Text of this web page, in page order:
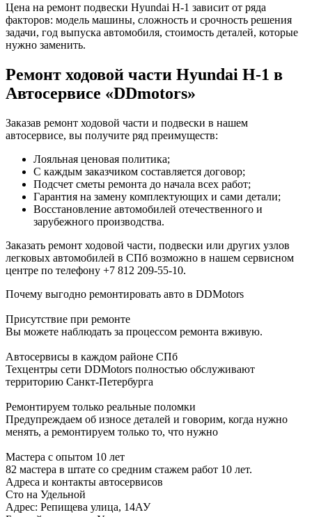
Цена на ремонт подвески Hyundai H-1 зависит от ряда
факторов: модель машины, сложность и срочность решения
задачи, год выпуска автомобиля, стоимость деталей, которые
нужно заменить.
Ремонт ходовой части Hyundai H-1 в
Автосервисе «DDmotors»
Заказав ремонт ходовой части и подвески в нашем
автосервисе, вы получите ряд преимуществ:
Лояльная ценовая политика;
С каждым заказчиком составляется договор;
Подсчет сметы ремонта до начала всех работ;
Гарантия на замену комплектующих и сами детали;
Восстановление автомобилей отечественного и
зарубежного производства.
Заказать ремонт ходовой части, подвески или других узлов
легковых автомобилей в СПб возможно в нашем сервисном
центре по телефону +7 812 209-55-10.
Почему выгодно ремонтировать авто в DDMotors
Присутствие при ремонте
Вы можете наблюдать за процессом ремонта вживую.
Автосервисы в каждом районе СПб
Техцентры сети DDMotors полностью обслуживают
территорию Санкт-Петербурга
Ремонтируем только реальные поломки
Предупреждаем об износе деталей и говорим, когда нужно
менять, а ремонтируем только то, что нужно
Мастера с опытом 10 лет
82 мастера в штате со средним стажем работ 10 лет.
Адреса и контакты автосервисов
Сто на Удельной
Адрес: Репищева улица, 14АУ